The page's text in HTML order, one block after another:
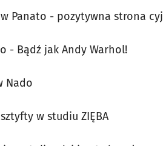
Panato - pozytywna strona
- Bądź jak Andy Warhol!
Nado
w studiu ZIĘBA